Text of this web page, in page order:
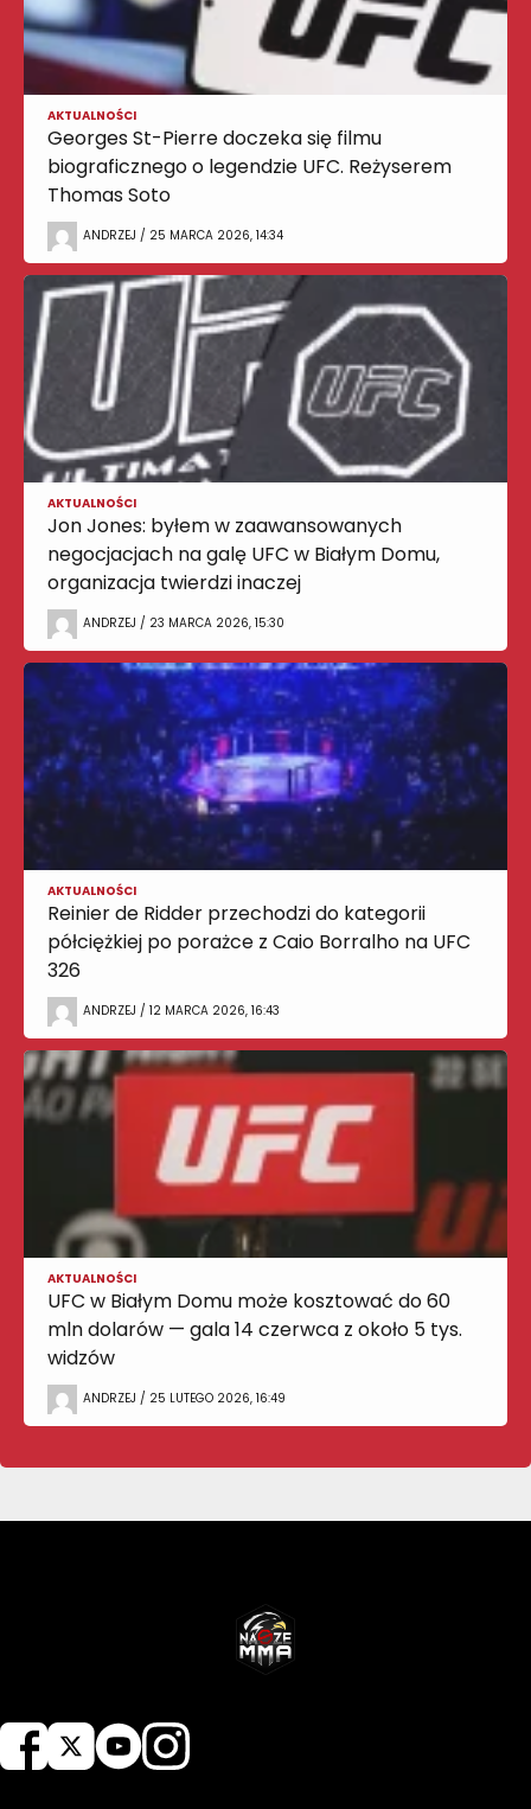
AKTUALNOŚCI
Georges St-Pierre doczeka się filmu
biograficznego o legendzie UFC. Reżyserem
Thomas Soto
ANDRZEJ / 25 MARCA 2026, 14:34
AKTUALNOŚCI
Jon Jones: byłem w zaawansowanych
negocjacjach na galę UFC w Białym Domu,
organizacja twierdzi inaczej
ANDRZEJ / 23 MARCA 2026, 15:30
AKTUALNOŚCI
Reinier de Ridder przechodzi do kategorii
półciężkiej po porażce z Caio Borralho na UFC
326
ANDRZEJ / 12 MARCA 2026, 16:43
AKTUALNOŚCI
UFC w Białym Domu może kosztować do 60
mln dolarów — gala 14 czerwca z około 5 tys.
widzów
ANDRZEJ / 25 LUTEGO 2026, 16:49